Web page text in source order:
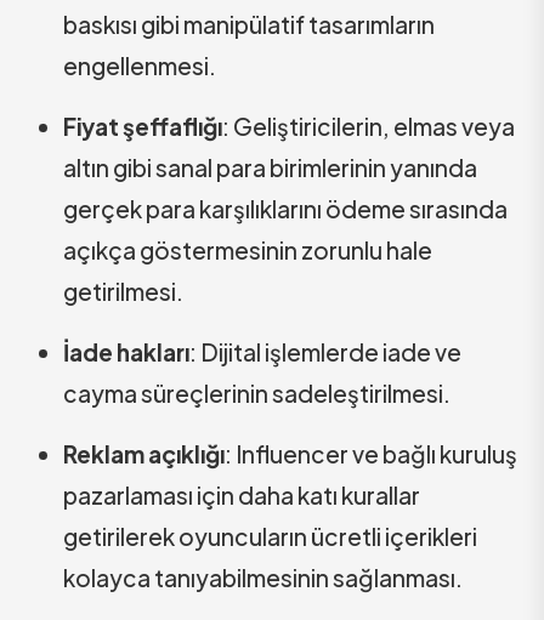
baskısı gibi manipülatif tasarımların
engellenmesi.
Fiyat şeffaflığı: Geliştiricilerin, elmas veya
altın gibi sanal para birimlerinin yanında
gerçek para karşılıklarını ödeme sırasında
açıkça göstermesinin zorunlu hale
getirilmesi.
İade hakları: Dijital işlemlerde iade ve
cayma süreçlerinin sadeleştirilmesi.
Reklam açıklığı: Influencer ve bağlı kuruluş
pazarlaması için daha katı kurallar
getirilerek oyuncuların ücretli içerikleri
kolayca tanıyabilmesinin sağlanması.